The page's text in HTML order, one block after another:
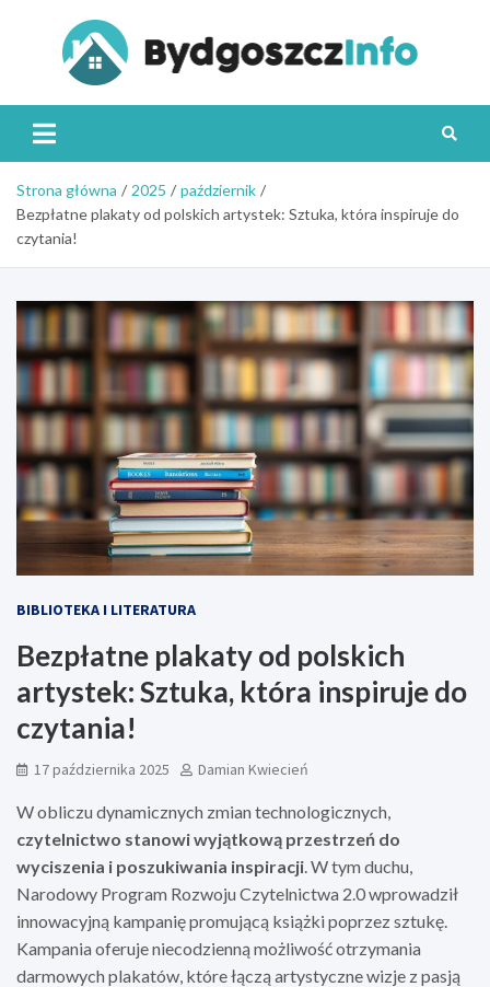
Strona główna 2025
październik
Bezpłatne plakaty od polskich artystek: Sztuka, która inspiruje do
czytania!
BIBLIOTEKA I LITERATURA
Bezpłatne plakaty od polskich
artystek: Sztuka, która inspiruje do
czytania!
17 października 2025 Damian Kwiecień
W obliczu dynamicznych zmian technologicznych,
czytelnictwo stanowi wyjątkową przestrzeń do
wyciszenia i poszukiwania inspiracji . W tym duchu,
Narodowy Program Rozwoju Czytelnictwa 2.0 wprowadził
innowacyjną kampanię promującą książki poprzez sztukę.
Kampania oferuje niecodzienną możliwość otrzymania
darmowych plakatów, które łączą artystyczne wizje z pasją